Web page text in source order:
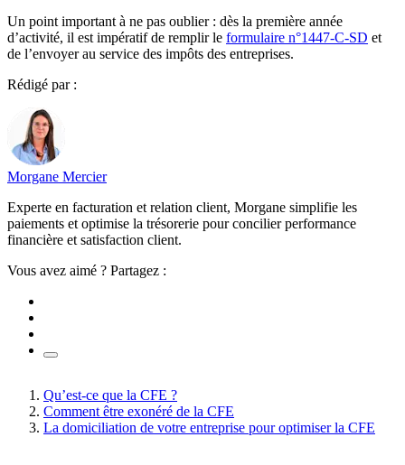
Un point important à ne pas oublier : dès la première année
d’activité, il est impératif de remplir le formulaire n°1447-C-SD et
de l’envoyer au service des impôts des entreprises.
Rédigé par :
Morgane Mercier
Experte en facturation et relation client, Morgane simplifie les
paiements et optimise la trésorerie pour concilier performance
financière et satisfaction client.
Vous avez aimé ? Partagez :
Qu’est-ce que la CFE ?
Comment être exonéré de la CFE
La domiciliation de votre entreprise pour optimiser la CFE